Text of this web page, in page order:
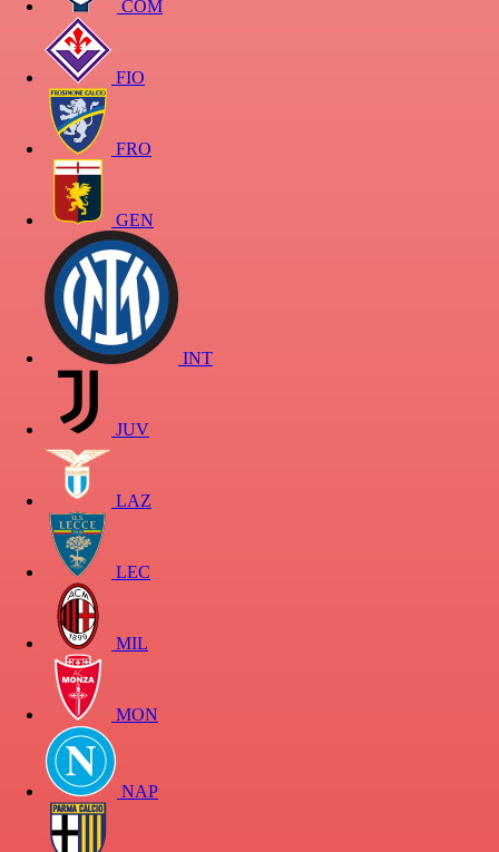
COM
FIO
FRO
GEN
INT
JUV
LAZ
LEC
MIL
MON
NAP